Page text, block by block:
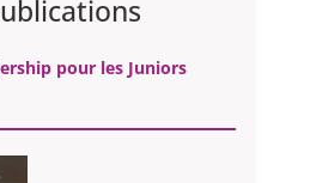
pour les Juniors